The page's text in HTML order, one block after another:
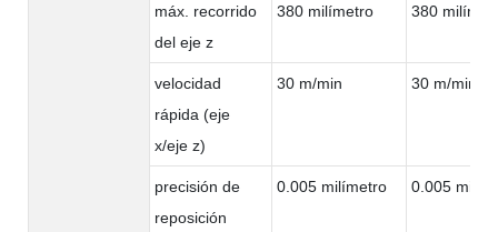
máx. recorrido
del eje z
380 milímetro 380
velocidad
rápida (eje
x/eje z)
30 m/min 30 m/min
precisión de
reposición
0.005 milímetro 0.005